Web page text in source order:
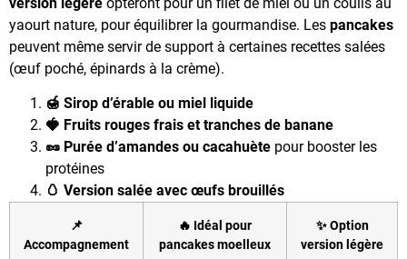
yaourt nature, pour équilibrer la gourmandise. Les pancakes
peuvent même servir de support à certaines recettes salées
(œuf poché, épinards à la crème).
🍯 Sirop d’érable ou miel liquide
🍓 Fruits rouges frais et tranches de banane
🥜 Purée d’amandes ou cacahuète pour booster les
protéines
🥚 Version salée avec œufs brouillés
📌
Accompagnement
🔥 Idéal pour
pancakes moelleux
✨ Option
version légère